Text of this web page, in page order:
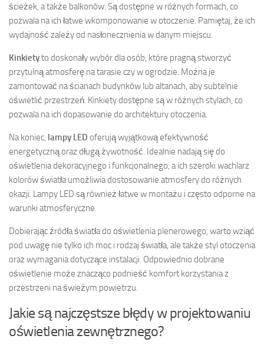
ścieżek, a także balkonów. Są dostępne w różnych formach, co
pozwala na ich łatwe wkomponowanie w otoczenie. Pamiętaj, że ich
wydajność zależy od nasłonecznienia w danym miejscu.
Kinkietyto doskonały wybór dla osób, które pragną stworzyć
przytulną atmosferę na tarasie czy w ogrodzie. Można je
zamontować na ścianach budynków lub altanach, aby subtelnie
oświetlić przestrzeń. Kinkiety dostępne są w różnych stylach, co
pozwala na ich dopasowanie do architektury otoczenia.
Na koniec, lampy LED oferują wyjątkową efektywność
energetyczną oraz długą żywotność. Idealnie nadają się do
oświetlenia dekoracyjnego i funkcjonalnego, a ich szeroki wachlarz
kolorów światła umożliwia dostosowanie atmosfery do różnych
okazji. Lampy LED są również łatwe w montażu i często odporne na
warunki atmosferyczne.
Dobierając źródła światła do oświetlenia plenerowego, warto wziąć
pod uwagę nie tylko ich moc i rodzaj światła, ale także styl otoczenia
oraz wymagania dotyczące instalacji. Odpowiednio dobrane
oświetlenie może znacząco podnieść komfort korzystania z
przestrzeni na świeżym powietrzu.
Jakie są najczęstsze błędy w projektowaniu
oświetlenia zewnętrznego?